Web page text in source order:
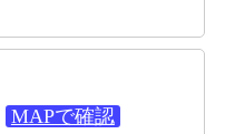
MAPで確認